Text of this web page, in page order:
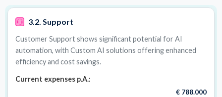
3.2. Support
Customer Support shows significant potential for AI
automation, with Custom AI solutions offering enhanced
efficiency and cost savings.
Current expenses p.A.:
€ 788.000